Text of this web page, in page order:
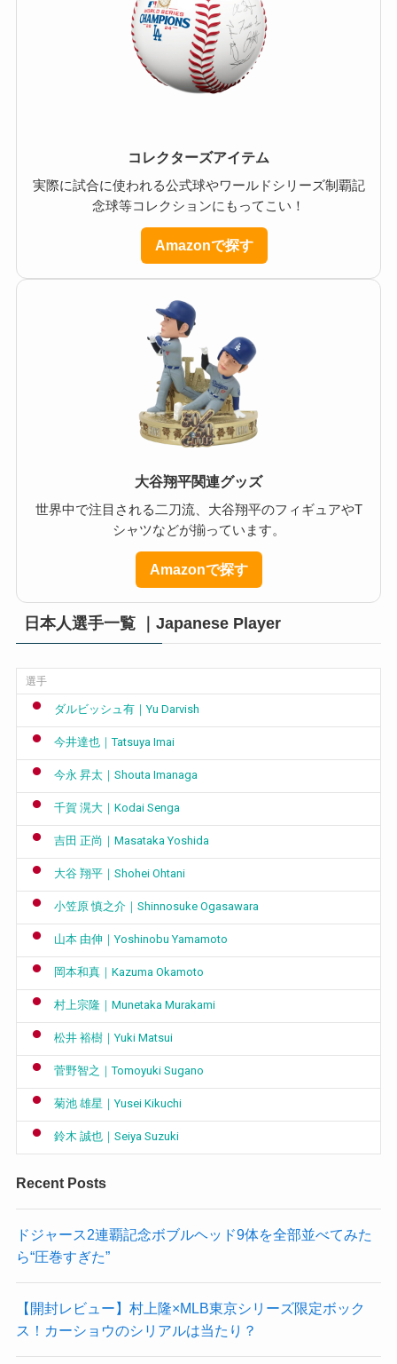
コレクターズアイテム
実際に試合に使われる公式球やワールドシリーズ制覇記
念球等コレクションにもってこい！
Amazonで探す
大谷翔平関連グッズ
世界中で注目される二刀流、大谷翔平のフィギュアやT
シャツなどが揃っています。
Amazonで探す
日本人選手一覧 ｜Japanese Player
選手
ダルビッシュ有｜Yu Darvish
今井達也｜Tatsuya Imai
今永 昇太｜Shouta Imanaga
千賀 滉大｜Kodai Senga
吉田 正尚｜Masataka Yoshida
大谷 翔平｜Shohei Ohtani
小笠原 慎之介｜Shinnosuke Ogasawara
山本 由伸｜Yoshinobu Yamamoto
岡本和真｜Kazuma Okamoto
村上宗隆｜Munetaka Murakami
松井 裕樹｜Yuki Matsui
菅野智之｜Tomoyuki Sugano
菊池 雄星｜Yusei Kikuchi
鈴木 誠也｜Seiya Suzuki
Recent Posts
ドジャース2連覇記念ボブルヘッド9体を全部並べてみた
ら“圧巻すぎた”
【開封レビュー】村上隆×MLB東京シリーズ限定ボック
ス！カーショウのシリアルは当たり？